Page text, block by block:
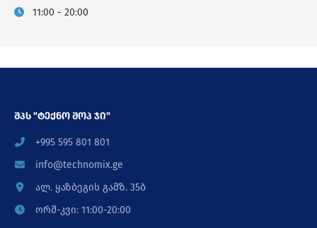
11:00 - 20:00
შპს "ტექნო შოპ ჯი"
+995 595 801 801
info@technomix.ge
ალ. ყაზბეგის გამზ. 35ბ
ორშ-კვი: 11:00-20:00